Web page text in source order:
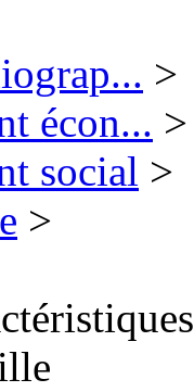
>
écon... >
social >
>